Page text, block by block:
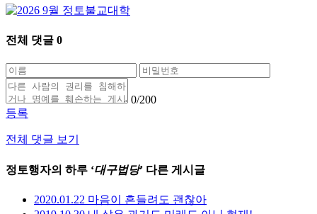
전체 댓글 0
0/200
등록
전체 댓글 보기
정토행자의 하루 ‘대구법당’ 다른 게시글
2020.01.22 마음이 흔들려도 괜찮아